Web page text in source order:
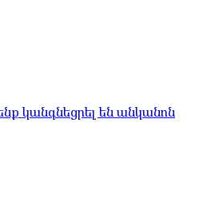
կանգնեցրել են անկանոն